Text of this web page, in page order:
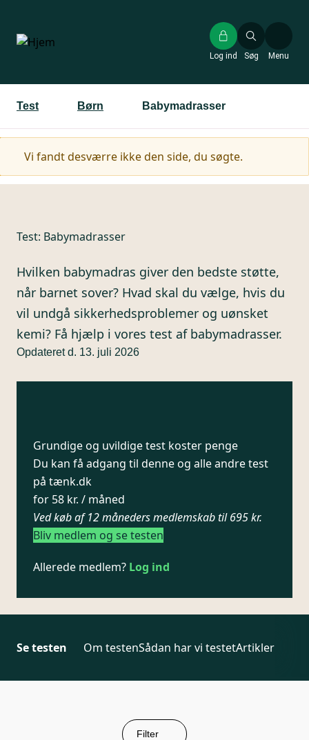
hovedindhold
Søg
Log ind Menu
Test Børn Babymadrasser
Advarselsmeddelelse
Vi fandt desværre ikke den side, du søgte.
Test: Babymadrasser
Hvilken babymadras giver den bedste støtte,
når barnet sover? Hvad skal du vælge, hvis du
vil undgå sikkerhedsproblemer og uønsket
kemi? Få hjælp i vores test af babymadrasser.
Opdateret d. 13. juli 2026
Grundige og uvildige test koster penge
Du kan få adgang til denne og alle andre test
på tænk.dk
for 58 kr. / måned
Ved køb af 12 måneders medlemskab til 695 kr.
Bliv medlem og se testen
Allerede medlem? Log ind
Se testen Om testenSådan har vi testetArtikler
Filter